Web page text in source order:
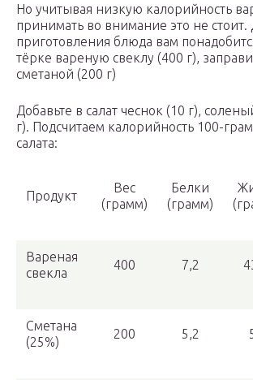
Но учитывая низкую калорийность
принимать во внимание это не стоит.
приготовления блюда вам
тёрке вареную свеклу (400 г),
сметаной (200 г)
Добавьте в салат чеснок (10 г),
г). Подсчитаем калорийность 100-
салата:
Продукт
Вес
(грамм)
Белки
(грамм)
Вареная
свекла
400 7,2
Сметана
(25%)
200 5,2